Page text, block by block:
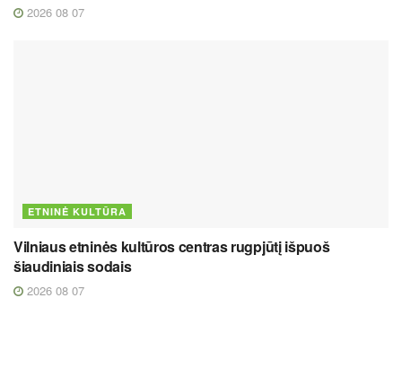
2026 08 07
ETNINĖ KULTŪRA
Vilniaus etninės kultūros centras rugpjūtį išpuoš
šiaudiniais sodais
2026 08 07